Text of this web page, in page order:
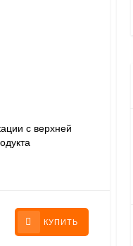
с верхней
КУПИТЬ